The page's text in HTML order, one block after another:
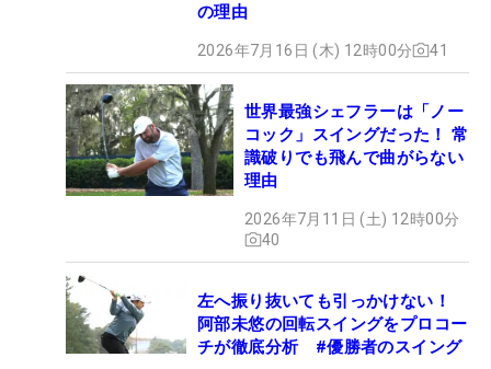
の理由
2026年7月16日 (木) 12時00分 41
世界最強シェフラーは「ノー
コック」スイングだった！ 常
識破りでも飛んで曲がらない
理由
2026年7月11日 (土) 12時00分
40
左へ振り抜いても引っかけない！
阿部未悠の回転スイングをプロコー
チが徹底分析 #優勝者のスイング